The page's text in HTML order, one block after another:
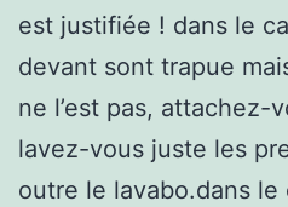
est justifiée ! dans le
devant sont trapue
ne l’est pas, attachez-
lavez-vous juste les
outre le lavabo.dans le